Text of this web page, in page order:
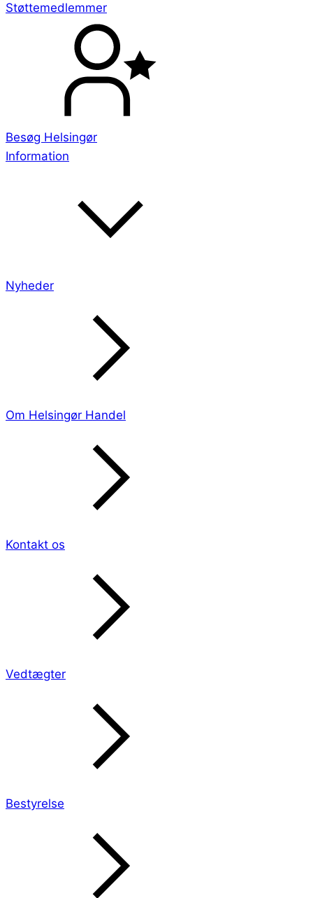
Støttemedlemmer
Besøg Helsingør
Information
Nyheder
Om Helsingør Handel
Kontakt os
Vedtægter
Bestyrelse